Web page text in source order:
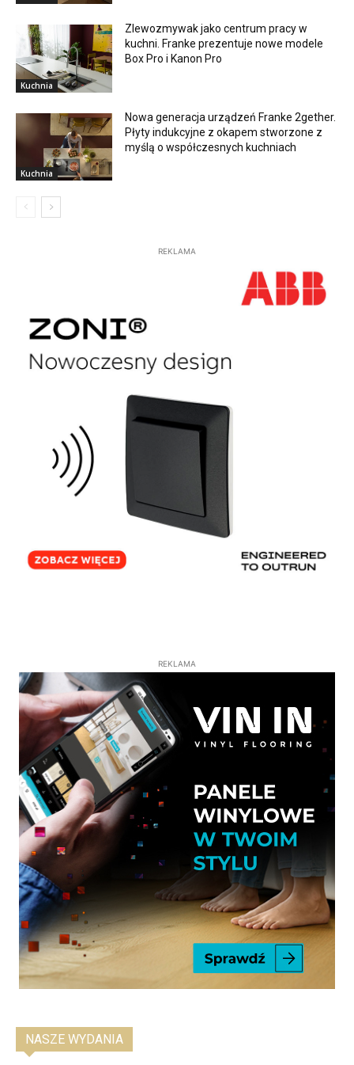
Kuchnia
Zlewozmywak jako centrum pracy w
kuchni. Franke prezentuje nowe modele
Box Pro i Kanon Pro
Kuchnia
Nowa generacja urządzeń Franke 2gether.
Płyty indukcyjne z okapem stworzone z
myślą o współczesnych kuchniach
REKLAMA
REKLAMA
NASZE WYDANIA